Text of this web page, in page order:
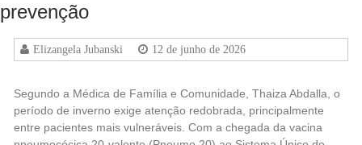
prevenção
Elizangela Jubanski 12 de junho de 2026
Segundo a Médica de Família e Comunidade, Thaiza Abdalla, o
período de inverno exige atenção redobrada, principalmente
entre pacientes mais vulneráveis. Com a chegada da vacina